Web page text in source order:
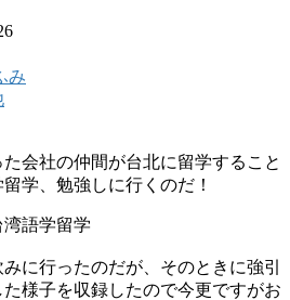
み
会社の仲間が台北に留学すること
学、勉強しに行くのだ！
に行ったのだが、そのときに強引
様子を収録したので今更ですがお